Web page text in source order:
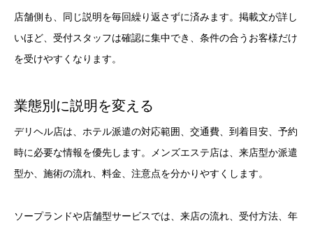
店舗側も、同じ説明を毎回繰り返さずに済みます。掲載文が詳し
いほど、受付スタッフは確認に集中でき、条件の合うお客様だけ
を受けやすくなります。
業態別に説明を変える
デリヘル店は、ホテル派遣の対応範囲、交通費、到着目安、予約
時に必要な情報を優先します。メンズエステ店は、来店型か派遣
型か、施術の流れ、料金、注意点を分かりやすくします。
ソープランドや店舗型サービスでは、来店の流れ、受付方法、年